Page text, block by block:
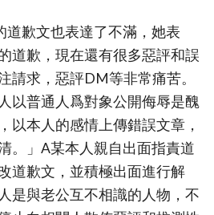
道歉文也表達了不滿，她表
道歉，現在還有很多惡評和誤
請求，惡評DM等非常痛苦。
以普通人爲對象公開侮辱是醜
以本人的感情上傳錯誤文章，
。」A某本人親自出面指責道
道歉文，並積極出面進行解
是與老公互不相識的人物，不